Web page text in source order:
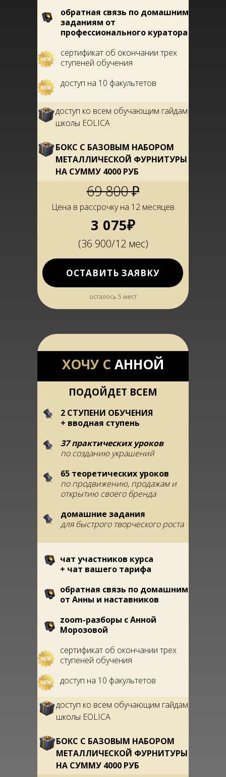
осталось 5 мест
ОСТАВИТЬ ЗАЯВКУ
Цена в рассрочку на 12 месяцев
3 075₽
69 800 ₽
(36 900/12 мес)
обратная связь по домашним
заданиям от
профессионального куратора
сертификат об окончании трех
ступеней обучения
доступ на 10 факультетов
доступ ко всем обучающим гайдам
школы EOLICA
БОКС С БАЗОВЫМ НАБОРОМ
МЕТАЛЛИЧЕСКОЙ ФУРНИТУРЫ
НА СУММУ 4000 РУБ
ПОДОЙДЕТ ВСЕМ
доступ ко всем обучающим гайдам
школы EOLICA
БОКС С БАЗОВЫМ НАБОРОМ
МЕТАЛЛИЧЕСКОЙ ФУРНИТУРЫ
НА СУММУ 4000 РУБ
чат участников курса
+ чат вашего тарифа
обратная связь по домашним
от Анны и наставников
zoom-разборы с Анной
Морозовой
сертификат об окончании трех
ступеней обучения
доступ на 10 факультетов
ХОЧУ С АННОЙ
2 СТУПЕНИ ОБУЧЕНИЯ
+ вводная ступень
37 практических уроков
по созданию украшений
65 теоретических уроков
по продвижению, продажам и
открытию своего бренда
домашние задания
для быстрого творческого роста